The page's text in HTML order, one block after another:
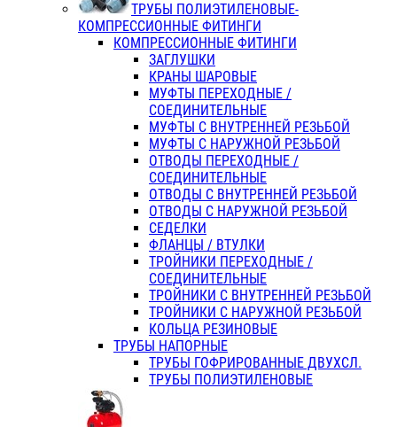
ТРУБЫ ПОЛИЭТИЛЕНОВЫЕ-
КОМПРЕССИОННЫЕ ФИТИНГИ
КОМПРЕССИОННЫЕ ФИТИНГИ
ЗАГЛУШКИ
КРАНЫ ШАРОВЫЕ
МУФТЫ ПЕРЕХОДНЫЕ /
СОЕДИНИТЕЛЬНЫЕ
МУФТЫ С ВНУТРЕННЕЙ РЕЗЬБОЙ
МУФТЫ С НАРУЖНОЙ РЕЗЬБОЙ
ОТВОДЫ ПЕРЕХОДНЫЕ /
СОЕДИНИТЕЛЬНЫЕ
ОТВОДЫ С ВНУТРЕННЕЙ РЕЗЬБОЙ
ОТВОДЫ С НАРУЖНОЙ РЕЗЬБОЙ
СЕДЕЛКИ
ФЛАНЦЫ / ВТУЛКИ
ТРОЙНИКИ ПЕРЕХОДНЫЕ /
СОЕДИНИТЕЛЬНЫЕ
ТРОЙНИКИ С ВНУТРЕННЕЙ РЕЗЬБОЙ
ТРОЙНИКИ С НАРУЖНОЙ РЕЗЬБОЙ
КОЛЬЦА РЕЗИНОВЫЕ
ТРУБЫ НАПОРНЫЕ
ТРУБЫ ГОФРИРОВАННЫЕ ДВУХСЛ.
ТРУБЫ ПОЛИЭТИЛЕНОВЫЕ